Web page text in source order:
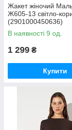
Жакет жіночий
Ж605-13 світло-
(2901000450636)
В наявності 9 од.
1 299 ₴
Купити